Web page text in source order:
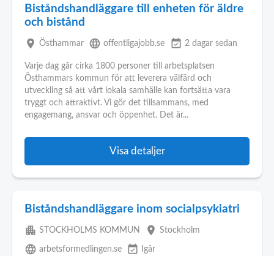
Biståndshandläggare till enheten för äldre
och bistånd
place Östhammar language offentligajobb.se event_available 2 dagar sedan
Varje dag går cirka 1800 personer till arbetsplatsen
Östhammars kommun för att leverera välfärd och
utveckling så att vårt lokala samhälle kan fortsätta vara
tryggt och attraktivt. Vi gör det tillsammans, med
engagemang, ansvar och öppenhet. Det är...
Visa detaljer
Biståndshandläggare inom socialpsykiatri
apartment STOCKHOLMS KOMMUN place Stockholm
language arbetsformedlingen.se event_available Igår